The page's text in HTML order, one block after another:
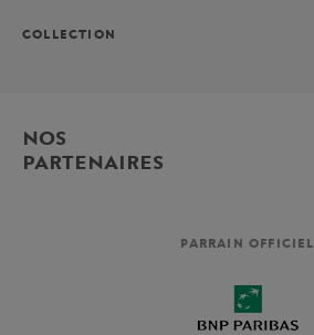
COLLECTION
NOS
PARTENAIRES
PARRAIN OFFICIEL